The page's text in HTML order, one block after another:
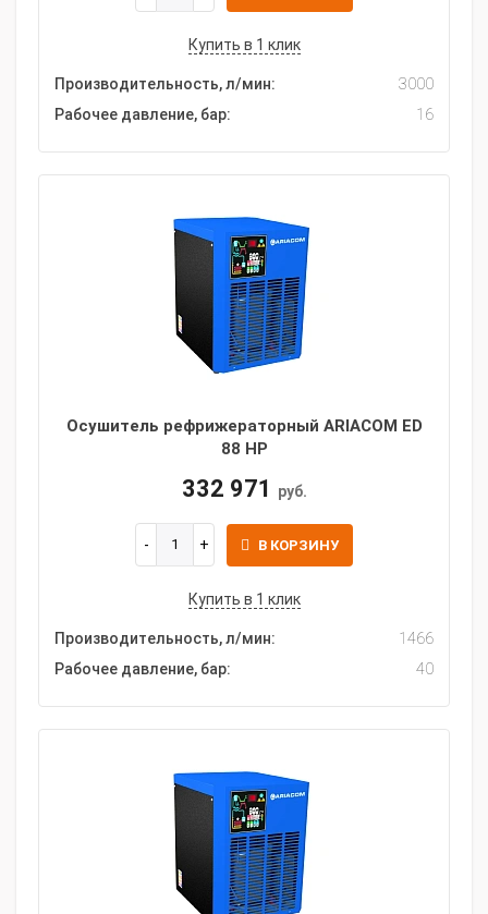
Купить в 1 клик
Производительность, л/мин:
3000
Рабочее давление, бар:
16
Осушитель рефрижераторный ARIACOM ED
88 HP
332 971 руб.
В КОРЗИНУ
Купить в 1 клик
Производительность, л/мин:
1466
Рабочее давление, бар:
40